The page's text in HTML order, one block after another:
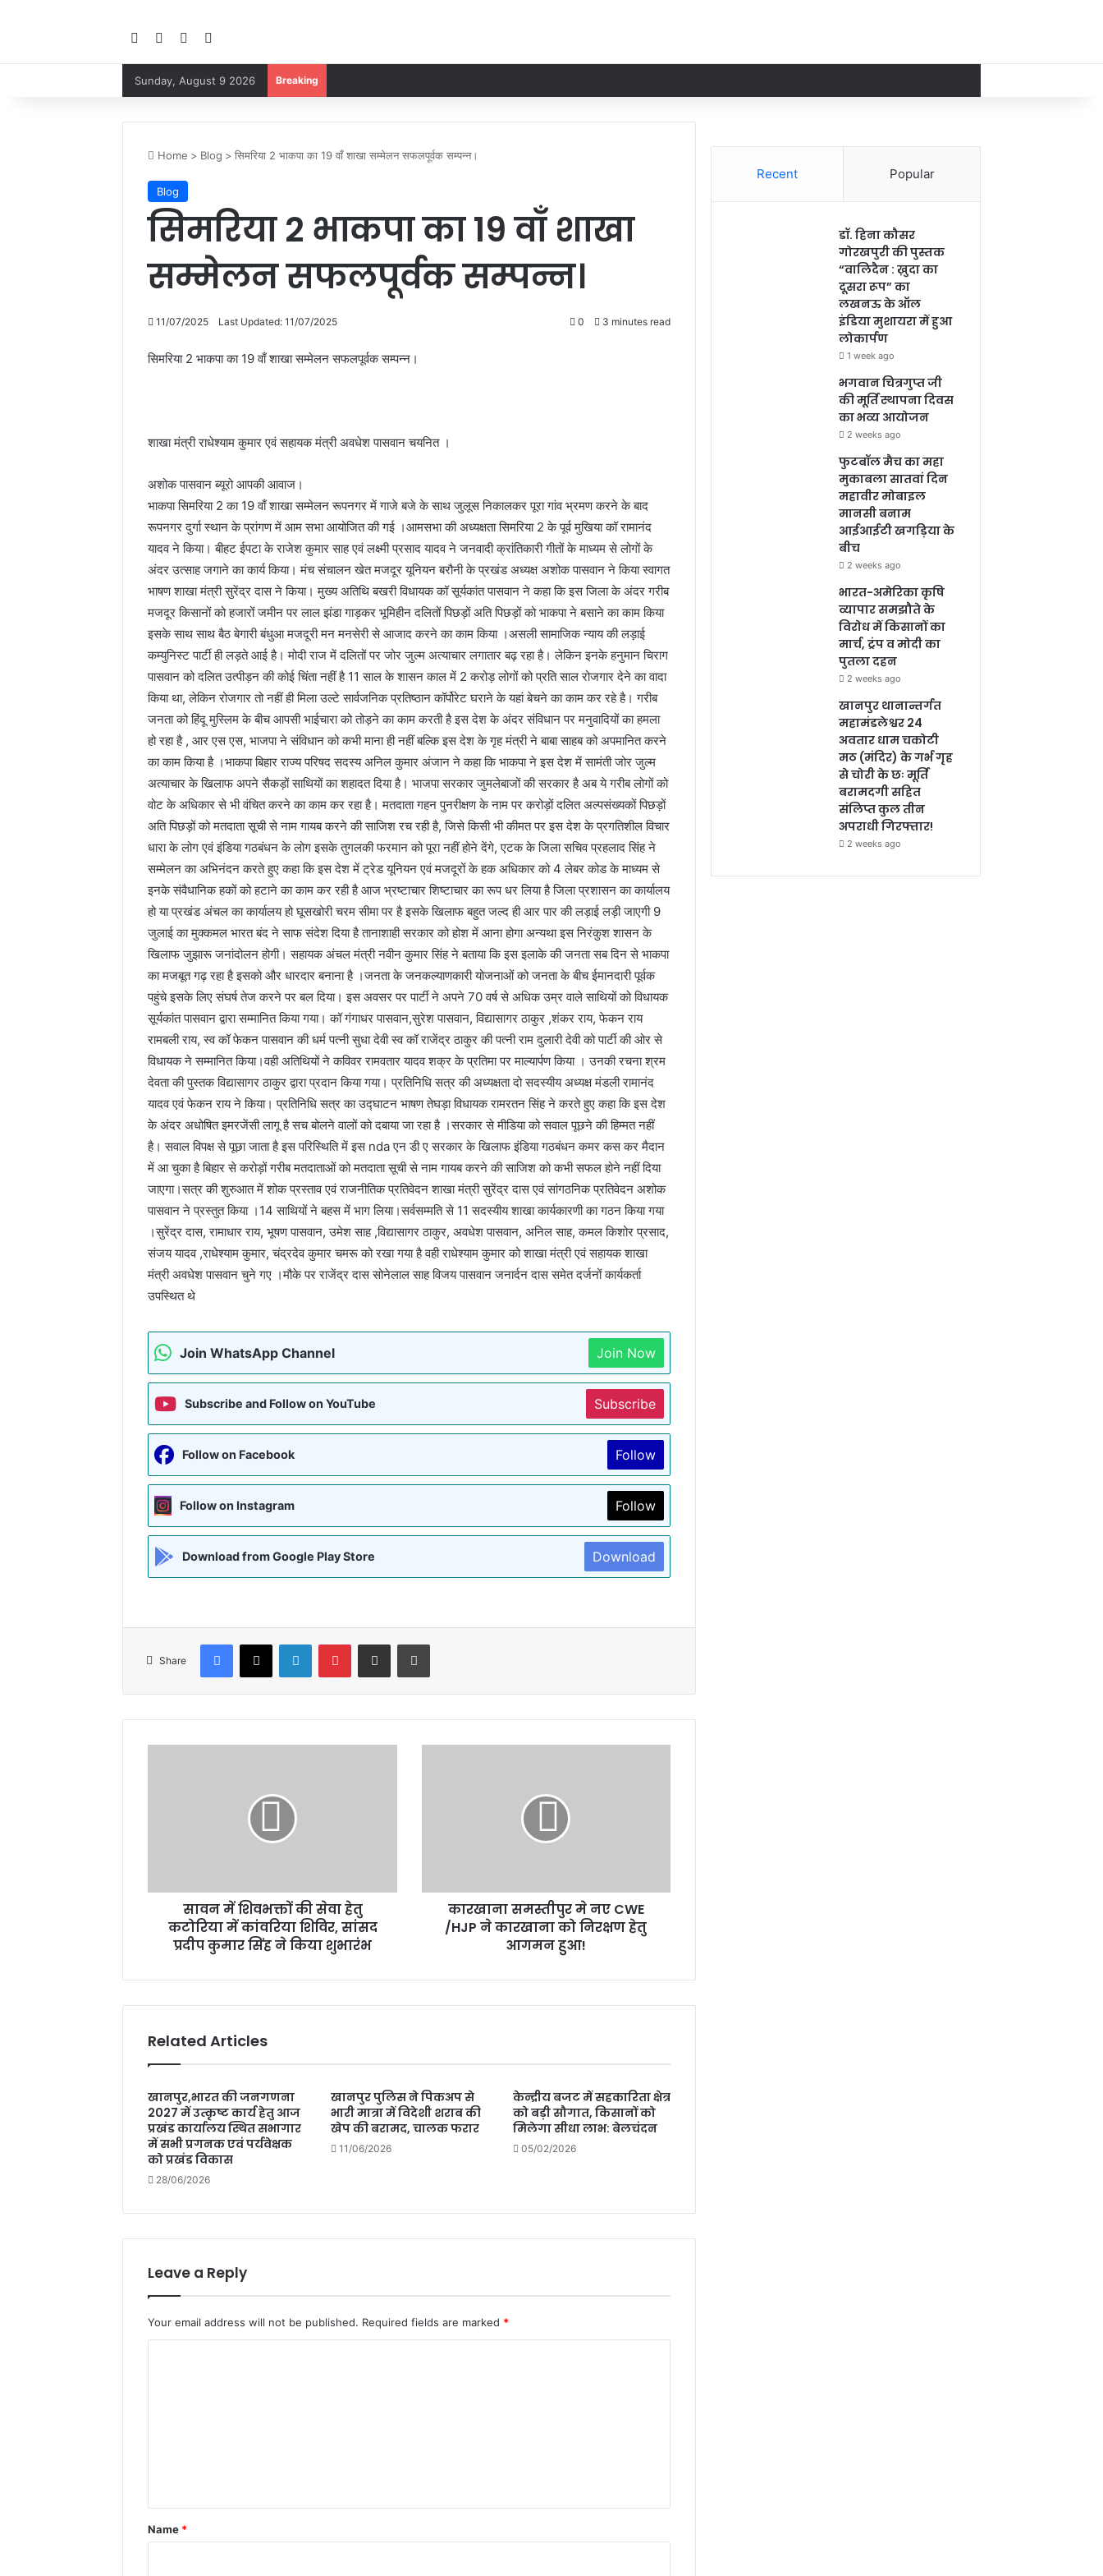
FacebookYouTubeInstagram
Sunday, August 9 2026 Breaking
Home > Blog > सिमरिया 2 भाकपा का 19 वाँ शाखा सम्मेलन सफलपूर्वक सम्पन्न।
Blog
सिमरिया 2 भाकपा का 19 वाँ शाखा
सम्मेलन सफलपूर्वक सम्पन्न।
11/07/2025 Last Updated: 11/07/2025 0 3 minutes read
सिमरिया 2 भाकपा का 19 वाँ शाखा सम्मेलन सफलपूर्वक सम्पन्न।
शाखा मंत्री राधेश्याम कुमार एवं सहायक मंत्री अवधेश पासवान चयनित ।
अशोक पासवान ब्यूरो आपकी आवाज।
भाकपा सिमरिया 2 का 19 वाँ शाखा सम्मेलन रूपनगर में गाजे बजे के साथ जुलूस निकालकर पूरा गांव भ्रमण करने के बाद
रूपनगर दुर्गा स्थान के प्रांगण में आम सभा आयोजित की गई ।आमसभा की अध्यक्षता सिमरिया 2 के पूर्व मुखिया कॉ रामानंद
यादव ने किया। बीहट ईपटा के राजेश कुमार साह एवं लक्ष्मी प्रसाद यादव ने जनवादी क्रांतिकारी गीतों के माध्यम से लोगों के
अंदर उत्साह जगाने का कार्य किया। मंच संचालन खेत मजदूर यूनियन बरौनी के प्रखंड अध्यक्ष अशोक पासवान ने किया स्वागत
भाषण शाखा मंत्री सुरेंद्र दास ने किया। मुख्य अतिथि बखरी विधायक कॉ सूर्यकांत पासवान ने कहा कि इस जिला के अंदर गरीब
मजदूर किसानों को हजारों जमीन पर लाल झंडा गाड़कर भूमिहीन दलितों पिछड़ों अति पिछड़ों को भाकपा ने बसाने का काम किया
इसके साथ साथ बैठ बेगारी बंधुआ मजदूरी मन मनसेरी से आजाद करने का काम किया ।असली सामाजिक न्याय की लड़ाई
कम्युनिस्ट पार्टी ही लड़ते आई है। मोदी राज में दलितों पर जोर जुल्म अत्याचार लगातार बढ़ रहा है। लेकिन इनके हनुमान चिराग
पासवान को दलित उत्पीड़न की कोई चिंता नहीं है 11 साल के शासन काल में 2 करोड़ लोगों को प्रति साल रोजगार देने का वादा
किया था, लेकिन रोजगार तो नहीं ही मिला उल्टे सार्वजनिक प्रतिष्ठान कॉर्पोरेट घराने के यहां बेचने का काम कर रहे है। गरीब
जनता को हिंदू मुस्लिम के बीच आपसी भाईचारा को तोड़ने का काम करती है इस देश के अंदर संविधान पर मनुवादियों का हमला
हो रहा है , आर एस एस, भाजपा ने संविधान को कभी माना ही नहीं बल्कि इस देश के गृह मंत्री ने बाबा साहब को अपमानित करने
का काम किया है ।भाकपा बिहार राज्य परिषद सदस्य अनिल कुमार अंजान ने कहा कि भाकपा ने इस देश में सामंती जोर जुल्म
अत्याचार के खिलाफ अपने सैकड़ों साथियों का शहादत दिया है। भाजपा सरकार जुमलेबाजों की सरकार है अब ये गरीब लोगों को
वोट के अधिकार से भी वंचित करने का काम कर रहा है। मतदाता गहन पुनरीक्षण के नाम पर करोड़ों दलित अल्पसंख्यकों पिछड़ों
अति पिछड़ों को मतदाता सूची से नाम गायब करने की साजिश रच रही है, जिसे किसी भी कीमत पर इस देश के प्रगतिशील विचार
धारा के लोग एवं इंडिया गठबंधन के लोग इसके तुगलकी फरमान को पूरा नहीं होने देंगे, एटक के जिला सचिव प्रहलाद सिंह ने
सम्मेलन का अभिनंदन करते हुए कहा कि इस देश में ट्रेड यूनियन एवं मजदूरों के हक अधिकार को 4 लेबर कोड के माध्यम से
इनके संवैधानिक हकों को हटाने का काम कर रही है आज भ्रष्टाचार शिष्टाचार का रूप धर लिया है जिला प्रशासन का कार्यालय
हो या प्रखंड अंचल का कार्यालय हो घूसखोरी चरम सीमा पर है इसके खिलाफ बहुत जल्द ही आर पार की लड़ाई लड़ी जाएगी 9
जुलाई का मुक्कमल भारत बंद ने साफ संदेश दिया है तानाशाही सरकार को होश में आना होगा अन्यथा इस निरंकुश शासन के
खिलाफ जुझारू जनांदोलन होगी। सहायक अंचल मंत्री नवीन कुमार सिंह ने बताया कि इस इलाके की जनता सब दिन से भाकपा
का मजबूत गढ़ रहा है इसको और धारदार बनाना है ।जनता के जनकल्याणकारी योजनाओं को जनता के बीच ईमानदारी पूर्वक
पहुंचे इसके लिए संघर्ष तेज करने पर बल दिया। इस अवसर पर पार्टी ने अपने 70 वर्ष से अधिक उम्र वाले साथियों को विधायक
सूर्यकांत पासवान द्वारा सम्मानित किया गया। कॉ गंगाधर पासवान,सुरेश पासवान, विद्यासागर ठाकुर ,शंकर राय, फेकन राय
रामबली राय, स्व कॉ फेकन पासवान की धर्म पत्नी सुधा देवी स्व कॉ राजेंद्र ठाकुर की पत्नी राम दुलारी देवी को पार्टी की ओर से
विधायक ने सम्मानित किया।वही अतिथियों ने कविवर रामवतार यादव शक्र के प्रतिमा पर माल्यार्पण किया । उनकी रचना श्रम
देवता की पुस्तक विद्यासागर ठाकुर द्वारा प्रदान किया गया। प्रतिनिधि सत्र की अध्यक्षता दो सदस्यीय अध्यक्ष मंडली रामानंद
यादव एवं फेकन राय ने किया। प्रतिनिधि सत्र का उद्घाटन भाषण तेघड़ा विधायक रामरतन सिंह ने करते हुए कहा कि इस देश
के अंदर अधोषित इमरजेंसी लागू है सच बोलने वालों को दबाया जा रहा है ।सरकार से मीडिया को सवाल पूछने की हिम्मत नहीं
है। सवाल विपक्ष से पूछा जाता है इस परिस्थिति में इस nda एन डी ए सरकार के खिलाफ इंडिया गठबंधन कमर कस कर मैदान
में आ चुका है बिहार से करोड़ों गरीब मतदाताओं को मतदाता सूची से नाम गायब करने की साजिश को कभी सफल होने नहीं दिया
जाएगा।सत्र की शुरुआत में शोक प्रस्ताव एवं राजनीतिक प्रतिवेदन शाखा मंत्री सुरेंद्र दास एवं सांगठनिक प्रतिवेदन अशोक
पासवान ने प्रस्तुत किया ।14 साथियों ने बहस में भाग लिया।सर्वसम्मति से 11 सदस्यीय शाखा कार्यकारणी का गठन किया गया
।सुरेंद्र दास, रामाधार राय, भूषण पासवान, उमेश साह ,विद्यासागर ठाकुर, अवधेश पासवान, अनिल साह, कमल किशोर प्रसाद,
संजय यादव ,राधेश्याम कुमार, चंद्रदेव कुमार चमरू को रखा गया है वही राधेश्याम कुमार को शाखा मंत्री एवं सहायक शाखा
मंत्री अवधेश पासवान चुने गए ।मौके पर राजेंद्र दास सोनेलाल साह विजय पासवान जनार्दन दास समेत दर्जनों कार्यकर्ता
उपस्थित थे
Join WhatsApp Channel Join Now
Subscribe and Follow on YouTube Subscribe
Follow on Facebook Follow
Follow on Instagram Follow
Download from Google Play Store Download
Share
Facebook
X LinkedInPinterestShare via Email Print
कांवरिया
सांसद
सावन में शिवभक्तों की सेवा हेतु
कटोरिया में कांवरिया शिविर, सांसद
प्रदीप कुमार सिंह ने किया शुभारंभ
को
कारखाना समस्तीपुर मे नए CWE
/HJP ने कारखाना को निरक्षण हेतु
आगमन हुआ!
Related Articles
खानपुर,भारत की जनगणना
2027 में उत्कृष्ट कार्य हेतु आज
प्रखंड कार्यालय स्थित सभागार
में सभी प्रगनक एवं पर्यवेक्षक
को प्रखंड विकास
28/06/2026
खानपुर पुलिस ने पिकअप से
भारी मात्रा में विदेशी शराब की
खेप की बरामद, चालक फरार
11/06/2026
केन्द्रीय बजट में सहकारिता क्षेत्र
को बड़ी सौगात, किसानों को
मिलेगा सीधा लाभ: बेलचंदन
05/02/2026
Leave a Reply
Your email address will not be published. Required fields are marked *
*
Name *
Recent Popular
डॉ. हिना कौसर
गोरखपुरी की पुस्तक
“वालिदैन : ख़ुदा का
दूसरा रूप” का
लखनऊ के ऑल
इंडिया मुशायरा में हुआ
लोकार्पण
1 week ago
भगवान चित्रगुप्त जी
की मूर्ति स्थापना दिवस
का भव्य आयोजन
2 weeks ago
फुटबॉल मैच का महा
मुकाबला सातवां दिन
महावीर मोबाइल
मानसी बनाम
आईआईटी खगड़िया के
बीच
2 weeks ago
भारत-अमेरिका कृषि
व्यापार समझौते के
विरोध में किसानों का
मार्च, ट्रंप व मोदी का
पुतला दहन
2 weeks ago
खानपुर थानान्तर्गत
महामंडलेश्वर 24
अवतार धाम चकोटी
मठ (मंदिर) के गर्भ गृह
से चोरी के छः मूर्ति
बरामदगी सहित
संलिप्त कुल तीन
अपराधी गिरफ्तार!
2 weeks ago